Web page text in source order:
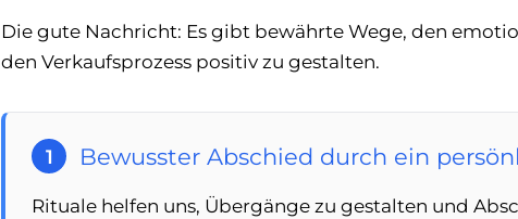
Die gute Nachricht: Es gibt bewährte Wege, den
den Verkaufsprozess positiv zu gestalten.
1 Bewusster Abschied durch ein
Rituale helfen uns, Übergänge zu gestalten und